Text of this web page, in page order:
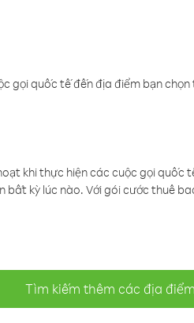
gọi quốc tế đến địa điểm bạn
khi thực hiện các cuộc gọi quốc
kỳ lúc nào. Với gói cước thuê
Tìm kiếm thêm các địa điểm